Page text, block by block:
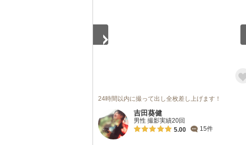
24時間以内に撮って出し全枚差し上げます！
吉田葵健
男性 撮影実績20回
5.00
15件